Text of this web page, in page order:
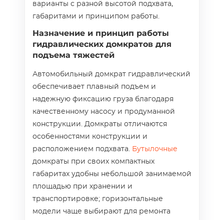
варианты с разной высотой подхвата,
габаритами и принципом работы.
Назначение и принцип работы
гидравлических домкратов для
подъема тяжестей
Автомобильный домкрат гидравлический
обеспечивает плавный подъем и
надежную фиксацию груза благодаря
качественному насосу и продуманной
конструкции. Домкраты отличаются
особенностями конструкции и
расположением подхвата. Бутылочные
домкраты при своих компактных
габаритах удобны небольшой занимаемой
площадью при хранении и
транспортировке; горизонтальные
модели чаще выбирают для ремонта